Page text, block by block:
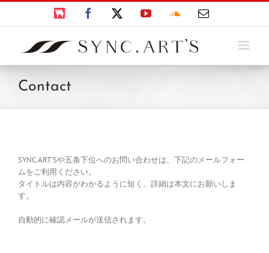
Skip
content
BOOTH Facebook YouTubeSoundCloud
電
Contact
SYNC.ART’Sや五条下位へのお問い合わせは、下記のメールフォー
ムをご利用ください。
タイトルは内容がわかるように短く、詳細は本文にお願いしま
す。
自動的に確認メールが送信されます。